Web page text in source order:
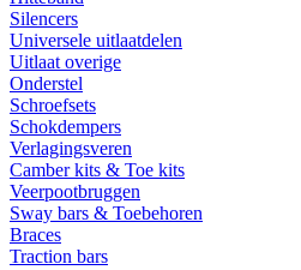
Silencers
Universele uitlaatdelen
Uitlaat overige
Onderstel
Schroefsets
Schokdempers
Verlagingsveren
Camber kits & Toe kits
Veerpootbruggen
Sway bars & Toebehoren
Braces
Traction bars